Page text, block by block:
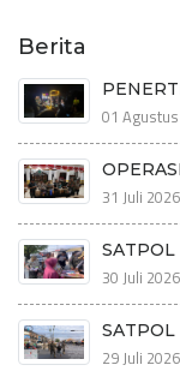
Berita
01
31 Juli 2026
SATPOL
30 Juli 2026
SATPOL
29 Juli 2026